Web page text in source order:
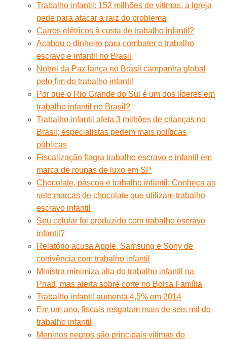
Trabalho infantil: 152 milhões de vítimas, a Igreja
pede para atacar a raiz do problema
Carros elétricos à custa de trabalho infantil?
Acabou o dinheiro para combater o trabalho
escravo e infantil no Brasil
Nobel da Paz lança no Brasil campanha global
pelo fim do trabalho infantil
Por que o Rio Grande do Sul é um dos líderes em
trabalho infantil no Brasil?
Trabalho infantil afeta 3 milhões de crianças no
Brasil; especialistas pedem mais políticas
públicas
Fiscalização flagra trabalho escravo e infantil em
marca de roupas de luxo em SP
Chocolate, páscoa e trabalho infantil: Conheça as
sete marcas de chocolate que utilizam trabalho
escravo infantil
Seu celular foi produzido com trabalho escravo
infantil?
Relatório acusa Apple, Samsung e Sony de
conivência com trabalho infantil
Ministra minimiza alta do trabalho infantil na
Pnad, mas alerta sobre corte no Bolsa Família
Trabalho infantil aumenta 4,5% em 2014
Em um ano, fiscais resgatam mais de seis mil do
trabalho infantil
Meninos negros são principais vítimas do